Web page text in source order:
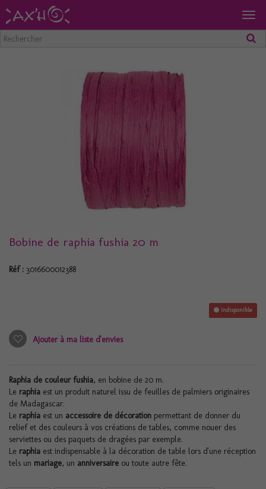
Bobine de raphia fushia 20 m
Réf : 3016600012388
Indisponible
Ajouter à ma liste d'envies
Raphia de couleur fushia, en bobine de 20 m.
Le raphia est un produit naturel issu de feuilles de palmiers originaires
de Madagascar.
Le raphia est un accessoire de décoration permettant de donner du
relief et des couleurs à vos créations de tables, comme nouer des
serviettes ou des paquets de dragées par exemple.
Le raphia est indispensable à la décoration de table lors d'une réception
tels un mariage, un anniversaire ou toute autre fête.